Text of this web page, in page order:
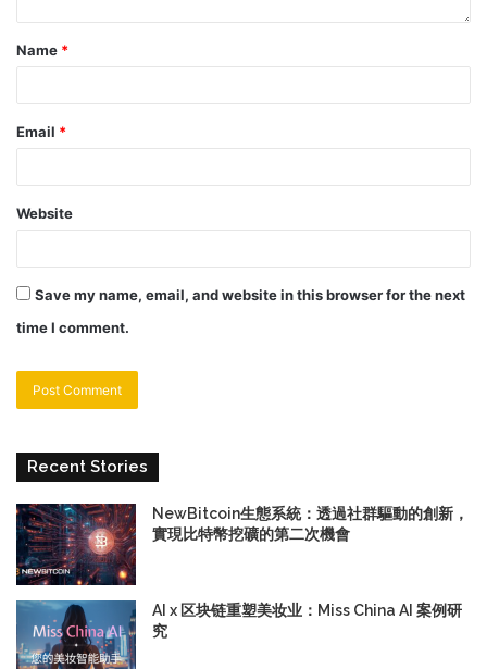
Name *
Email *
Website
Save my name, email, and website in this browser for the next
time I comment.
Recent Stories
NewBitcoin生態系統：透過社群驅動的創新，
實現比特幣挖礦的第二次機會
AI x 区块链重塑美妆业：Miss China AI 案例研
究